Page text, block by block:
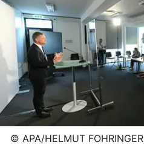
© APA/HELMUT FOHRINGER